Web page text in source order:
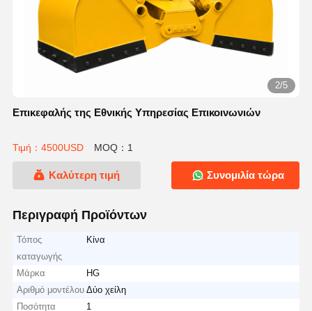
2/5
Επικεφαλής της Εθνικής Υπηρεσίας Επικοινωνιών
Τιμή：4500USD MOQ：1
Καλύτερη τιμή Συνομιλία τώρα
Περιγραφή Προϊόντων
Τόπος
καταγωγής
Κίνα
Μάρκα
HG
Αριθμό μοντέλου Δύο χείλη
Ποσότητα
1